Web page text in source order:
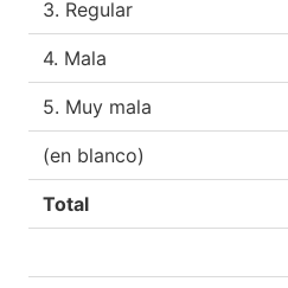
3. Regular
4. Mala
5. Muy mala
(en blanco)
Total